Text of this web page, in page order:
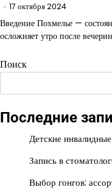
17 октября 2024
Введение Похмелье —
осложняет утро после
Поиск
Последние
Детские
Запись в
Выбор гонгов: